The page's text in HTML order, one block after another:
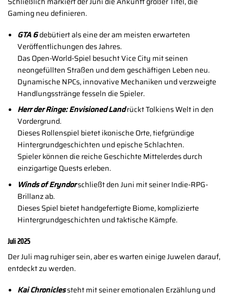
Gaming neu definieren.
GTA 6debütiert als eine der am meisten erwarteten
Veröffentlichungen des Jahres.
Das Open-World-Spiel besucht Vice City mit seinen
neongefüllten Straßen und dem geschäftigen Leben neu.
Dynamische NPCs, innovative Mechaniken und verzweigte
Handlungsstränge fesseln die Spieler.
Herr der Ringe: Envisioned Landrückt Tolkiens Welt in den
Vordergrund.
Dieses Rollenspiel bietet ikonische Orte, tiefgründige
Hintergrundgeschichten und epische Schlachten.
Spieler können die reiche Geschichte Mittelerdes durch
einzigartige Quests erleben.
Winds of Eryndorschließt den Juni mit seiner Indie-RPG-
Brillanz ab.
Dieses Spiel bietet handgefertigte Biome, komplizierte
Hintergrundgeschichten und taktische Kämpfe.
Juli 2025
Der Juli mag ruhiger sein, aber es warten einige Juwelen darauf,
entdeckt zu werden.
Kai Chroniclessteht mit seiner emotionalen Erzählung und